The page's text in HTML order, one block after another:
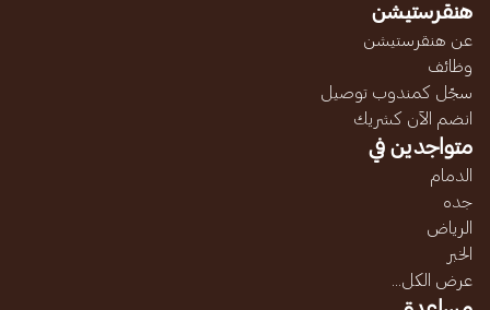
هنقرستيشن
عن هنقرستيشن
وظائف
سجّل كمندوب توصيل
انضم الآن كشريك
متواجدين في
الدمام
جده
الرياض
الخبر
عرض الكل...